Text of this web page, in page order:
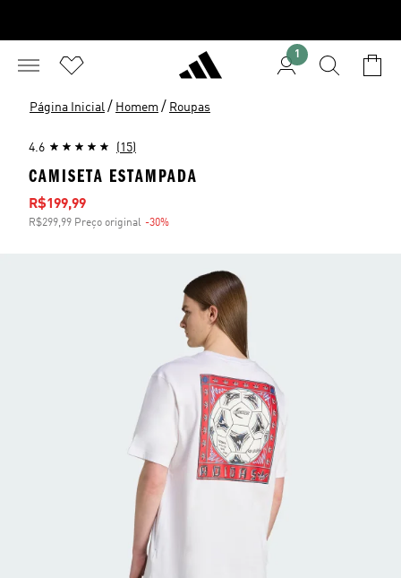
1
Página Inicial / Homem / Roupas
4.6 (15)
CAMISETA ESTAMPADA
Preço com desconto
R$199,99
R$299,99 Preço original -30%